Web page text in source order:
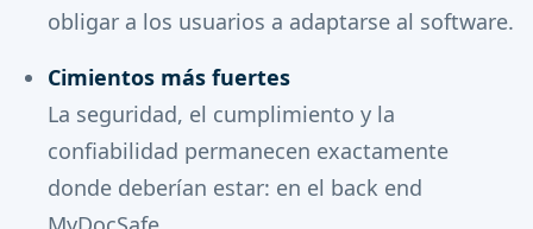
obligar a los usuarios a adaptarse al software.
Cimientos más fuertes
La seguridad, el cumplimiento y la
confiabilidad permanecen exactamente
donde deberían estar: en el back end